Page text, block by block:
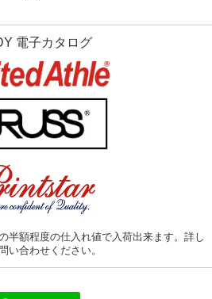
電子カタログ
半額程度の仕入れ値で入荷出来ます。詳し
い合わせください。